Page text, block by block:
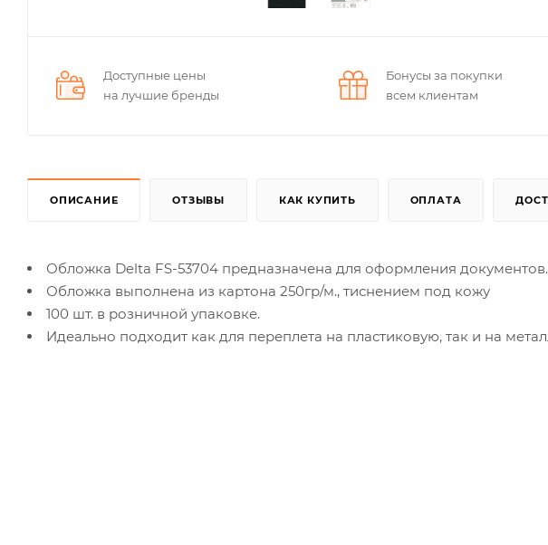
Доступные цены
на лучшие бренды
Бонусы за покупки
всем клиентам
ОПИСАНИЕ ОТЗЫВЫ КАК КУПИТЬ ОПЛАТА
Обложка Delta FS-53704 предназначена для оформления документов.
Обложка выполнена из картона 250гр/м., тиснением под кожу
100 шт. в розничной упаковке.
Идеально подходит как для переплета на пластиковую, так и на